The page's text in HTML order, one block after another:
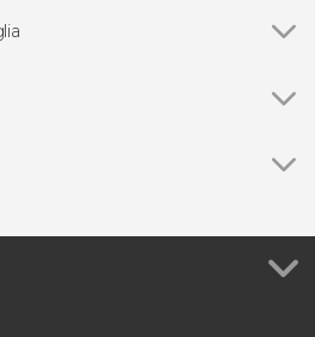
Siviglia
a Siviglia
de Sevilla
di Granada e ai Palazzi
del Rey